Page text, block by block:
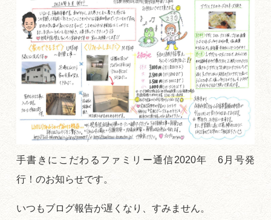
手書きにこだわるファミリー通信2020年 6月号発
行！のお知らせです。
いつもブログ報告が遅くなり、すみません。